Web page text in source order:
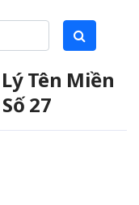
Tên Miền
27